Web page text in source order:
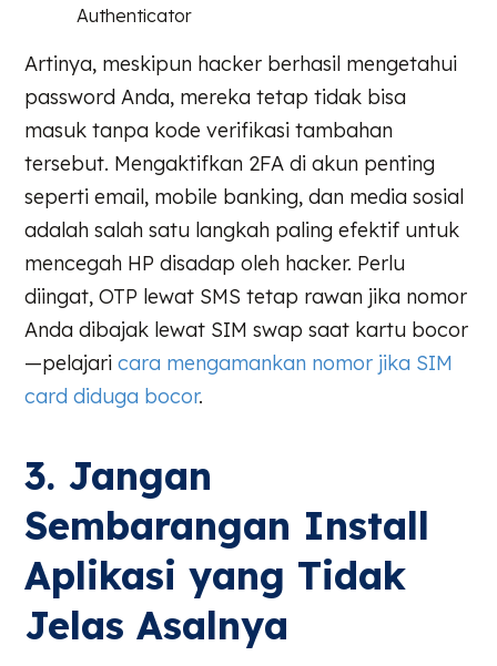
Authenticator
Artinya, meskipun hacker berhasil mengetahui
password Anda, mereka tetap tidak bisa
masuk tanpa kode verifikasi tambahan
tersebut. Mengaktifkan 2FA di akun penting
seperti email, mobile banking, dan media sosial
adalah salah satu langkah paling efektif untuk
mencegah HP disadap oleh hacker. Perlu
diingat, OTP lewat SMS tetap rawan jika nomor
Anda dibajak lewat SIM swap saat kartu bocor
—pelajaricara mengamankan nomor jika SIM
card diduga bocor.
3. Jangan
Sembarangan Install
Aplikasi yang Tidak
Jelas Asalnya